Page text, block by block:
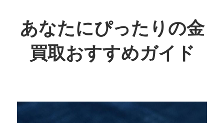
ン
テ
キ
あなたにぴったりの金
買取おすすめガイド
お